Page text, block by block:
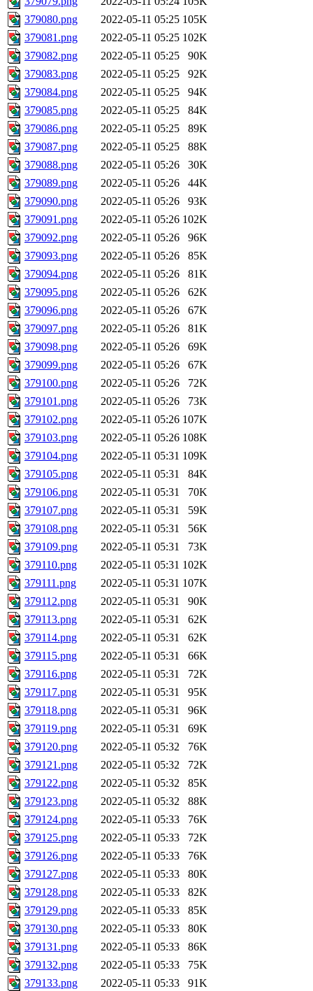
379080.png
2022-05-11 05:25 105K
379081.png
2022-05-11 05:25 102K
379082.png
2022-05-11 05:25
90K
379083.png
2022-05-11 05:25
92K
379084.png
2022-05-11 05:25
94K
379085.png
2022-05-11 05:25
84K
379086.png
2022-05-11 05:25
89K
379087.png
2022-05-11 05:25
88K
379088.png
2022-05-11 05:26
30K
379089.png
2022-05-11 05:26
44K
379090.png
2022-05-11 05:26
93K
379091.png
2022-05-11 05:26 102K
379092.png
2022-05-11 05:26
96K
379093.png
2022-05-11 05:26
85K
379094.png
2022-05-11 05:26
81K
379095.png
2022-05-11 05:26
62K
379096.png
2022-05-11 05:26
67K
379097.png
2022-05-11 05:26
81K
379098.png
2022-05-11 05:26
69K
379099.png
2022-05-11 05:26
67K
379100.png
2022-05-11 05:26
72K
379101.png
2022-05-11 05:26
73K
379102.png
2022-05-11 05:26 107K
379103.png
2022-05-11 05:26 108K
379104.png
2022-05-11 05:31 109K
379105.png
2022-05-11 05:31
84K
379106.png
2022-05-11 05:31
70K
379107.png
2022-05-11 05:31
59K
379108.png
2022-05-11 05:31
56K
379109.png
2022-05-11 05:31
73K
379110.png
2022-05-11 05:31 102K
379111.png
2022-05-11 05:31 107K
379112.png
2022-05-11 05:31
90K
379113.png
2022-05-11 05:31
62K
379114.png
2022-05-11 05:31
62K
379115.png
2022-05-11 05:31
66K
379116.png
2022-05-11 05:31
72K
379117.png
2022-05-11 05:31
95K
379118.png
2022-05-11 05:31
96K
379119.png
2022-05-11 05:31
69K
379120.png
2022-05-11 05:32
76K
379121.png
2022-05-11 05:32
72K
379122.png
2022-05-11 05:32
85K
379123.png
2022-05-11 05:32
88K
379124.png
2022-05-11 05:33
76K
379125.png
2022-05-11 05:33
72K
379126.png
2022-05-11 05:33
76K
379127.png
2022-05-11 05:33
80K
379128.png
2022-05-11 05:33
82K
379129.png
2022-05-11 05:33
85K
379130.png
2022-05-11 05:33
80K
379131.png
2022-05-11 05:33
86K
379132.png
2022-05-11 05:33
75K
379133.png
2022-05-11 05:33
91K